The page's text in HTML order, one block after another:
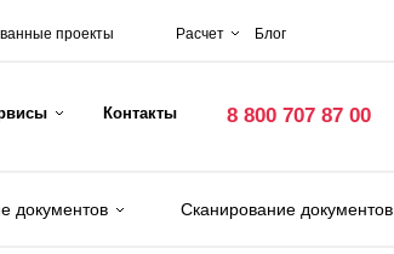
проекты Расчет Блог
Контакты 8 800 707 87 00
документов Сканирование документов